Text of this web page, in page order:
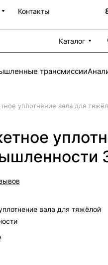
Контакты
Каталог
трансмиссии
уплотнение вала для
вала для тяжёлой